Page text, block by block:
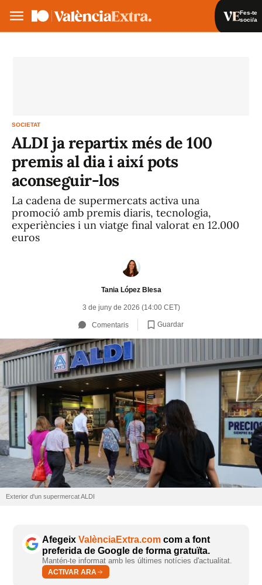
Fes-te
soci/a
SOCIETAT
ALDI ja repartix més de 100
premis al dia i així pots
aconseguir-los
La cadena de supermercats activa una
promoció amb premis diaris, tecnologia,
experiències i un viatge final valorat en 12.000
euros
Tania López Blesa
3 de juny de 2026 (14:00 CET)
Comentaris Guardar
Exterior d'un supermercat ALDI
Afegeix ValènciaExtra.com com a font
preferida de Google de forma gratuïta.
Mantén-te informat amb les últimes notícies d'actualitat.
ACTIVAR ARA